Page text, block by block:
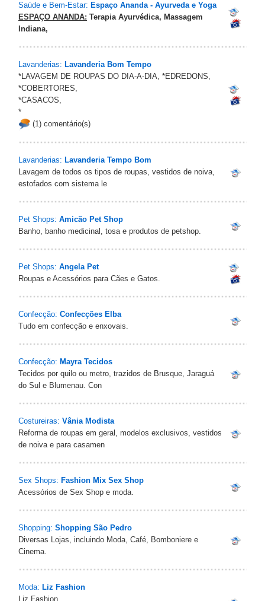
Saúde e Bem-Estar: Espaço Ananda - Ayurveda e Yoga
ESPAÇO ANANDA: Terapia Ayurvédica, Massagem
Indiana,
Lavanderias: Lavanderia Bom Tempo
*LAVAGEM DE ROUPAS DO DIA-A-DIA, *EDREDONS,
*COBERTORES,
*CASACOS,
*
(1) comentário(s)
Lavanderias: Lavanderia Tempo Bom
Lavagem de todos os tipos de roupas, vestidos de noiva,
estofados com sistema le
Pet Shops: Amicão Pet Shop
Banho, banho medicinal, tosa e produtos de petshop.
Pet Shops: Angela Pet
Roupas e Acessórios para Cães e Gatos.
Confecção: Confecções Elba
Tudo em confecção e enxovais.
Confecção: Mayra Tecidos
Tecidos por quilo ou metro, trazidos de Brusque, Jaraguá
do Sul e Blumenau. Con
Costureiras: Vânia Modista
Reforma de roupas em geral, modelos exclusivos, vestidos
de noiva e para casamen
Sex Shops: Fashion Mix Sex Shop
Acessórios de Sex Shop e moda.
Shopping: Shopping São Pedro
Diversas Lojas, incluindo Moda, Café, Bomboniere e
Cinema.
Moda: Liz Fashion
Liz Fashion